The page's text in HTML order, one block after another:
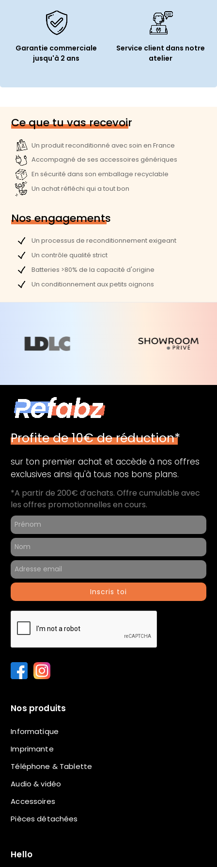
Garantie commerciale
jusqu'à 2 ans
Service client dans notre
atelier
Ce que tu vas recevoir
Un produit reconditionné avec soin en France
Accompagné de ses accessoires génériques
En sécurité dans son emballage recyclable
Un achat réfléchi qui a tout bon
Nos engagements
Un processus de reconditionnement exigeant
Un contrôle qualité strict
Batteries >80% de la capacité d'origine
Un conditionnement aux petits oignons
Profite de 10€ de réduction*
sur ton premier achat et accède à nos offres
exclusives ainsi qu'à tous nos bons plans.
*A partir de 200€ d’achats. Offre cumulable avec
les offres promotionnelles en cours.
Inscris toi
Nos produits
Informatique
Imprimante
Téléphone & Tablette
Audio & vidéo
Accessoires
Pièces détachées
Hello